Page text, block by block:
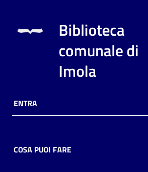
Biblioteca
comunale di
Imola
ENTRA
COSA PUOI FARE